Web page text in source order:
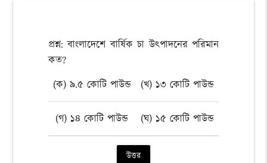
প্রশ্ন: বাংলাদেশে বার্ষিক চা উৎপাদনের পরিমান
কত?
(ক) ৯.৫ কোটি পাউন্ড
(খ) ১৩ কোটি পাউন্ড
(গ) ১৪ কোটি পাউন্ড (ঘ) ১৫ কোটি পাউন্ড
উত্তর